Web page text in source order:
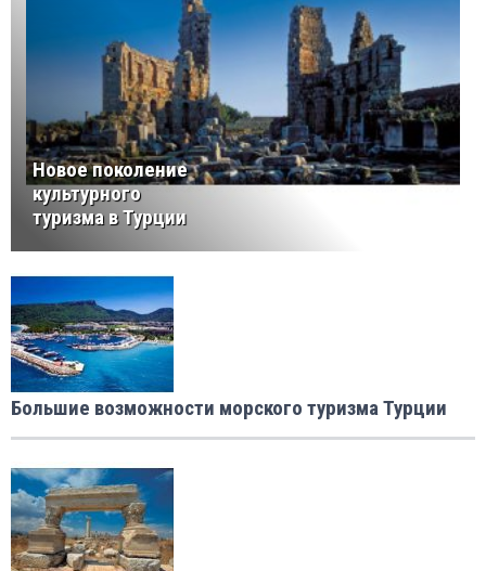
Новое поколение
культурного
туризма в Турции
Большие возможности морского туризма Турции